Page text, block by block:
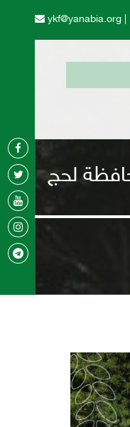
ykf@yanabia.org
لحج